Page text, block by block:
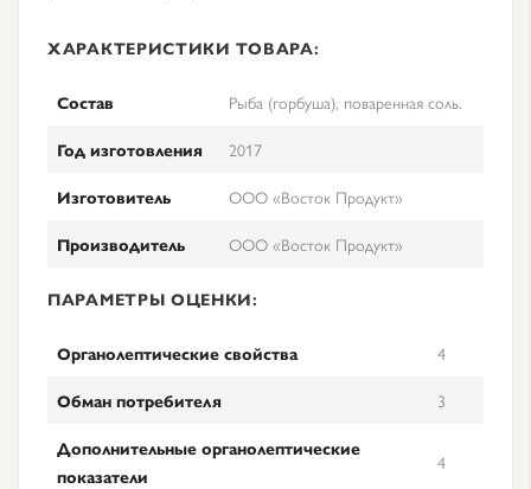
ХАРАКТЕРИСТИКИ ТОВАРА:
Состав
Рыба (горбуша), поваренная соль.
Год изготовления
2017
Изготовитель
ООО «Восток Продукт»
Производитель
ООО «Восток Продукт»
ПАРАМЕТРЫ ОЦЕНКИ:
Органолептические свойства
4
Обман потребителя
3
Дополнительные органолептические
показатели
4